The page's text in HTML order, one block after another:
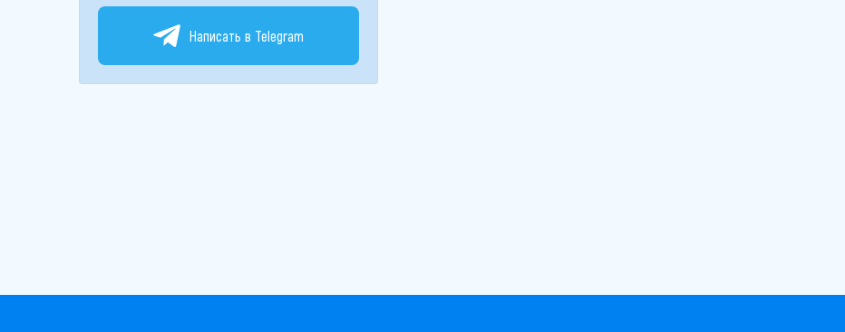
Написать в Telegram